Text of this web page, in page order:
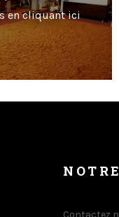
en cliquant ici